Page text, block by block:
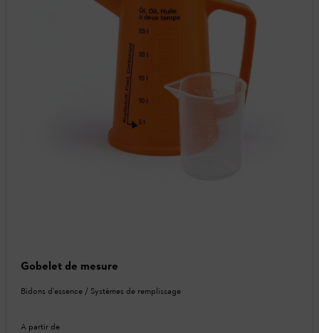
Gobelet de mesure
Bidons d'essence / Systèmes de remplissage
A partir de